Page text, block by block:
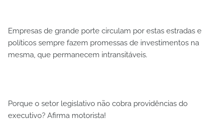
Empresas de grande porte circulam por estas estradas e
políticos sempre fazem promessas de investimentos na
mesma, que permanecem intransitáveis.
Porque o setor legislativo não cobra providências do
executivo? Afirma motorista!